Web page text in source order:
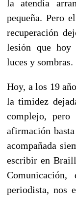
la atendía
pequeña. Pero
recuperación
lesión que hoy
luces y sombras.
Hoy, a los 19
la timidez
complejo, pero
afirmación
acompañada
escribir en
periodista, nos